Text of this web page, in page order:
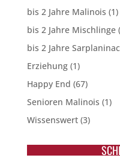
bis 2 Jahre Malinois (1)
bis 2 Jahre Mischlinge
bis 2 Jahre Sarplaninac
Erziehung(1)
Happy End (67)
Senioren Malinois (1)
Wissenswert(3)